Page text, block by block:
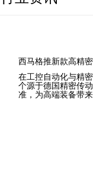
西马格推新款高精
在工控自动化与精
个源于德国精密传
准，为高端装备带